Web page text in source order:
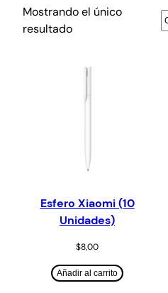
Mostrando el único
resultado
Esfero Xiaomi (10
Unidades)
$8,00
Añadir al carrito